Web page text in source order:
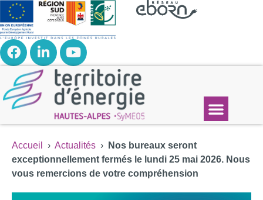
Accueil › Actualités ›
Nos bureaux seront
exceptionnellement fermés le lundi 25 mai 2026. Nous
vous remercions de votre compréhension